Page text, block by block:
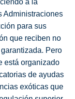
Administraciones
para sus
que reciben no
Pero
está organizado
de ayudas
exóticas que